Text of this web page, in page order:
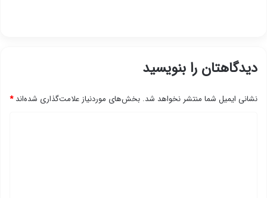
دیدگاهتان را بنویسید
نشانی ایمیل شما منتشر نخواهد شد. بخش‌های موردنیاز علامت‌گذاری شده‌اند*